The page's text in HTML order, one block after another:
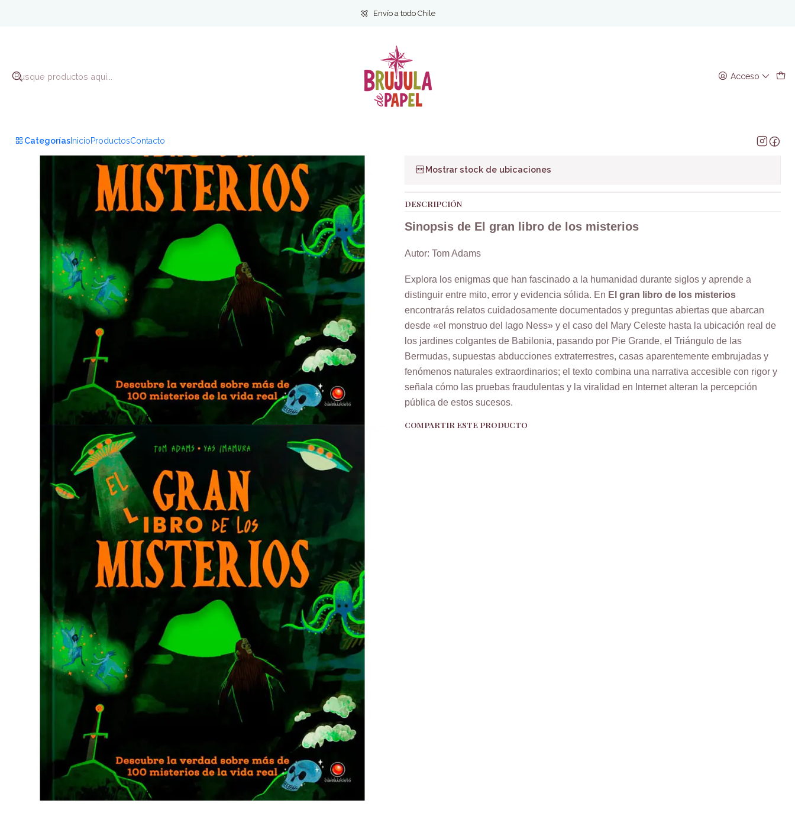
Acceso
Categorías InicioProductosContacto
Envío a todo Chile
Infantil y Juvenil Infantil El gran libro de los misterios
El gran libro de los misterios
Cantidad
Mostrar stock de ubicaciones
DESCRIPCIÓN
Sinopsis de El gran libro de los misterios
Autor: Tom Adams
Explora los enigmas que han fascinado a la humanidad durante siglos y aprende a
distinguir entre mito, error y evidencia sólida. En El gran libro de los misterios
encontrarás relatos cuidadosamente documentados y preguntas abiertas que abarcan
desde «el monstruo del lago Ness» y el caso del Mary Celeste hasta la ubicación real de
los jardines colgantes de Babilonia, pasando por Pie Grande, el Triángulo de las
Bermudas, supuestas abducciones extraterrestres, casas aparentemente embrujadas y
fenómenos naturales extraordinarios; el texto combina una narrativa accesible con rigor y
señala cómo las pruebas fraudulentas y la viralidad en Internet alteran la percepción
pública de estos sucesos.
COMPARTIR ESTE PRODUCTO